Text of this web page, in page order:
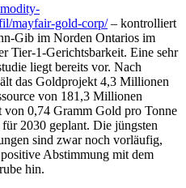
mayfair-gold-corp/– kontrolliert
Gib im Norden Ontarios im
Tier-1-Gerichtsbarkeit. Eine sehr
liegt bereits vor. Nach
das Goldprojekt 4,3 Millionen
von 181,3 Millionen
von 0,74 Gramm Gold pro Tonne
2030 geplant. Die jüngsten
sind zwar noch vorläufig,
Abstimmung mit dem
hin.